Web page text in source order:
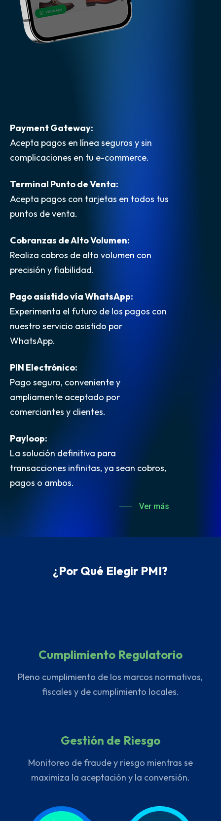
Payment Gateway:
Acepta pagos en línea seguros y sin
complicaciones en tu e-commerce.
Terminal Punto de Venta:
Acepta pagos con tarjetas en todos tus
puntos de venta.
Cobranzas de Alto Volumen:
Realiza cobros de alto volumen con
precisión y fiabilidad.
Pago asistido vía WhatsApp:
Experimenta el futuro de los pagos con
nuestro servicio asistido por
WhatsApp.
PIN Electrónico:
Pago seguro, conveniente y
ampliamente aceptado por
comerciantes y clientes.
Payloop:
La solución definitiva para
transacciones infinitas, ya sean cobros,
pagos o ambos.
Ver más
¿Por Qué Elegir PMI?
Cumplimiento Regulatorio
Pleno cumplimiento de los marcos normativos,
fiscales y de cumplimiento locales.
Gestión de Riesgo
Monitoreo de fraude y riesgo mientras se
maximiza la aceptación y la conversión.